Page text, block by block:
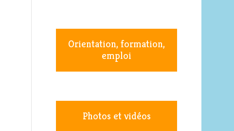
Orientation, formation,
emploi
Photos et vidéos